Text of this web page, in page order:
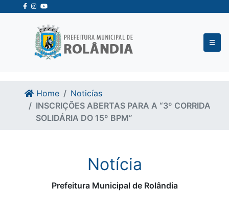
Ir para o conteudo
Ir para o fim do conteudo
Home
Noticías
INSCRIÇÕES ABERTAS PARA A “3º CORRIDA
SOLIDÁRIA DO 15º BPM”
Notícia
Prefeitura Municipal de Rolândia